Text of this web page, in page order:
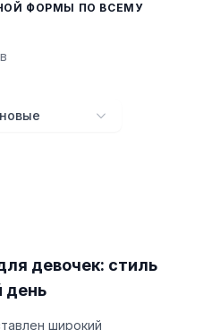
ФОРМЫ ПО ВСЕМУ
девочек: стиль
день
широкий